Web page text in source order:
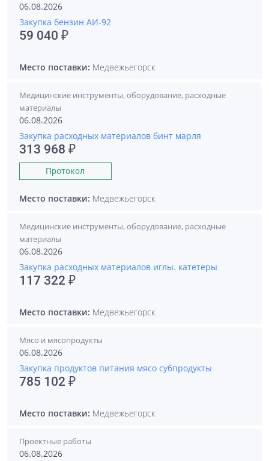
06.08.2026
Закупка бензин АИ-92
59 040 ₽
Место поставки: Медвежьегорск
Медицинские инструменты, оборудование, расходные
материалы
06.08.2026
Закупка расходных материалов бинт марля
313 968 ₽
Протокол
Место поставки: Медвежьегорск
Медицинские инструменты, оборудование, расходные
материалы
06.08.2026
Закупка расходных материалов иглы. катетеры
117 322 ₽
Место поставки: Медвежьегорск
Мясо и мясопродукты
06.08.2026
Закупка продуктов питания мясо субпродукты
785 102 ₽
Место поставки: Медвежьегорск
Проектные работы
06.08.2026